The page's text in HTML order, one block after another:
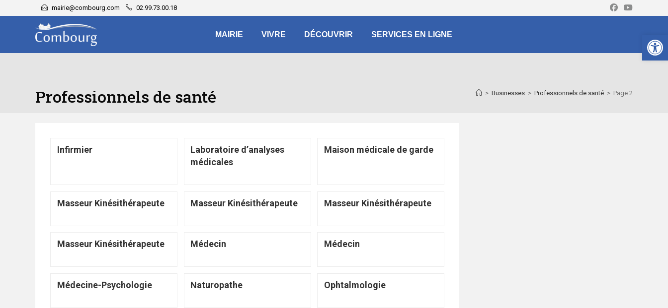
mairie@combourg.com 02.99.73.00.18
MAIRIE VIVRE DÉCOUVRIR SERVICES EN LIGNE
Professionnels de santé > Businesses > Professionnels de santé > Page 2
Infirmier
Laboratoire d’analyses
médicales
Maison médicale de garde
Masseur Kinésithérapeute Masseur Kinésithérapeute Masseur Kinésithérapeute
Masseur Kinésithérapeute Médecin Médecin
Médecine-Psychologie Naturopathe Ophtalmologie